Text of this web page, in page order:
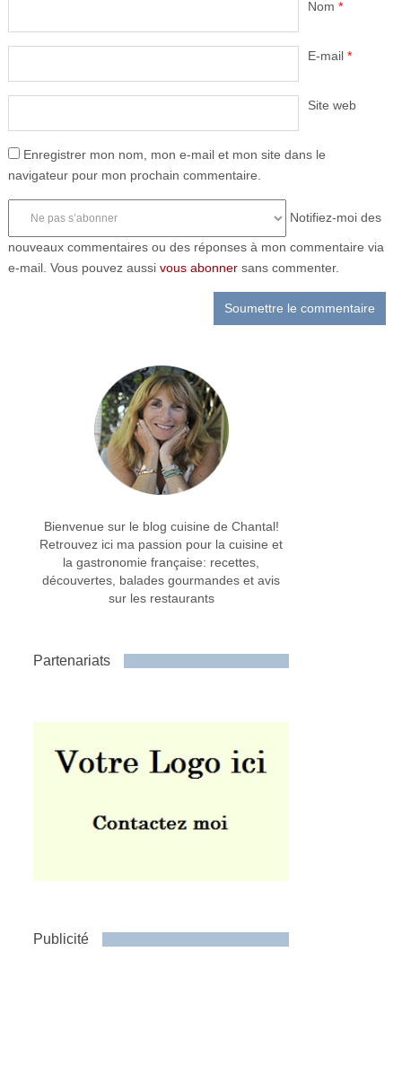
Nom *
E-mail *
Site web
Enregistrer mon nom, mon e-mail et mon site dans le
navigateur pour mon prochain commentaire.
Notifiez-moi des
nouveaux commentaires ou des réponses à mon commentaire via
e-mail. Vous pouvez aussi vous abonnersans commenter.
Bienvenue sur le blog cuisine de Chantal!
Retrouvez ici ma passion pour la cuisine et
la gastronomie française: recettes,
découvertes, balades gourmandes et avis
sur les restaurants
Partenariats
Publicité